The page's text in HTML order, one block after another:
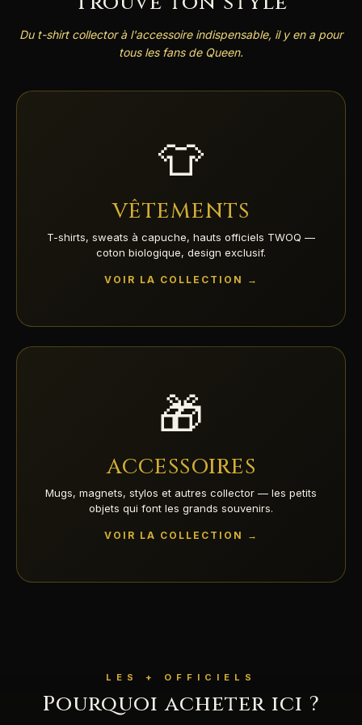
Du t-shirt collector à l'accessoire indispensable, il y en a pour
tous les fans de Queen.
👕
VÊTEMENTS
T-shirts, sweats à capuche, hauts officiels TWOQ —
coton biologique, design exclusif.
VOIR LA COLLECTION →
🎁
ACCESSOIRES
Mugs, magnets, stylos et autres collector — les petits
objets qui font les grands souvenirs.
VOIR LA COLLECTION →
LES + OFFICIELS
Pourquoi acheter ici ?